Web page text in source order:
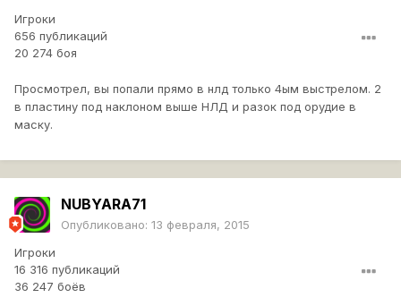
Игроки
656 публикаций
20 274 боя
Просмотрел, вы попали прямо в нлд только 4ым выстрелом. 2
в пластину под наклоном выше НЛД и разок под орудие в
маску.
NUBYARA71
Опубликовано: 13 февраля, 2015
Игроки
16 316 публикаций
36 247 боёв